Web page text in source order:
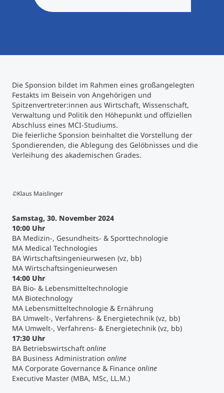
International studieren
Study Finder Bachelor/Master
Masterclasses
Management-Seminare
Studienberatung
Executive Education Finder
Die Sponsion bildet im Rahmen eines großangelegten
Festakts im Beisein von Angehörigen und
Spitzenvertreter:innen aus Wirtschaft, Wissenschaft,
Verwaltung und Politik den Höhepunkt und offiziellen
Abschluss eines MCI-Studiums.
Die feierliche Sponsion beinhaltet die Vorstellung der
Spondierenden, die Ablegung des Gelöbnisses und die
Verleihung des akademischen Grades.
©Klaus Maislinger
Samstag, 30. November 2024
10:00 Uhr
BA Medizin-, Gesundheits- & Sporttechnologie
MA Medical Technologies
BA Wirtschaftsingenieurwesen (vz, bb)
MA Wirtschaftsingenieurwesen
14:00 Uhr
BA Bio- & Lebensmitteltechnologie
MA Biotechnology
MA Lebensmitteltechnologie & Ernährung
BA Umwelt-, Verfahrens- & Energietechnik (vz, bb)
MA Umwelt-, Verfahrens- & Energietechnik (vz, bb)
17:30 Uhr
BA Betriebswirtschaft online
BA Business Administration online
MA Corporate Governance & Finance online
Executive Master (MBA, MSc, LL.M.)